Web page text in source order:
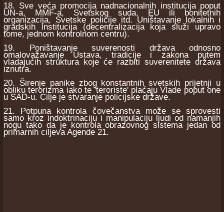
18. Sve veća promocija nadnacionalnih institucija poput
UN-a, MMF-a, Svetskog suda, EU ili bonitetnih
organizacija, Svetske policije itd. Uništavanje lokalnih i
gradskih institucija (decentralizacija koja služi upravo
tome, jednom kontrolnom centru).
19. Poništavanje suverenosti država odnosno
omalovažavanje Ustava, tradicije i zakona putem
vladajućih struktura koje će razbiti suverenitete država
iznutra.
20. Širenje panike zbog konstantnih svetskih prijetnji u
obliku terorizma iako te 'teroriste' plaćaju Vlade poput one
u SAD-u. Cilje je stvaranje policijske države.
21. Potpuna kontrola čovečanstva može se sprovesti
samo kroz indoktrinaciju i manipulaciju ljudi od namanjih
nogu tako da je kontrola obrazovnog sistema jedan od
primarnih ciljeva Agende 21.